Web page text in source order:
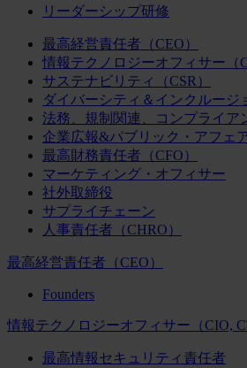
リーダーシップ研修
最高経営責任者（CEO）
情報テクノロジーオフィサー（
サステナビリティ（CSR）
ダイバーシティ＆インクルージ
法務、規制関連、コンプライア
企業広報&パブリック・アフェ
最高財務責任者（CFO）
マーケティング・オフィサー
社外取締役
サプライチェーン
人事責任者（CHRO）
最高経営責任者（CEO）
Founders
情報テクノロジーオフィサー（CIO,
最高情報セキュリティ責任者